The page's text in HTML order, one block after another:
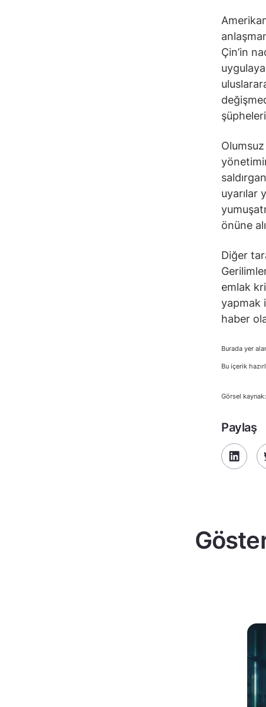
Çin’in
şüpheleri
uyarılar
önüne
Diğer
emlak
yapmak
haber
Burada yer
Bu içerik
Görsel
Paylaş